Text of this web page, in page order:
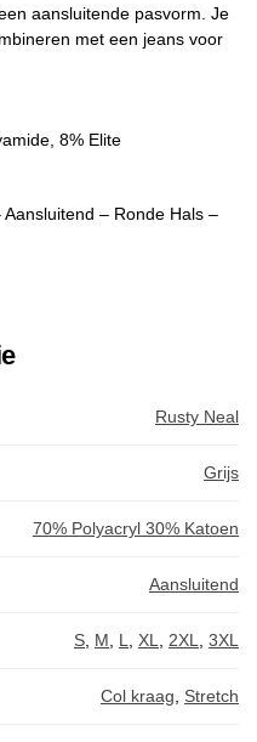
aansluitende pasvorm. Je
met een jeans voor
8% Elite
– Ronde Hals –
Rusty Neal
Grijs
70% Polyacryl 30% Katoen
Aansluitend
S M L XL 2XL 3XL
Col kraag Stretch